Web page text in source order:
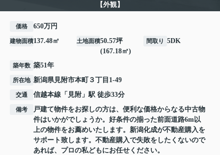
【外観】
価格 650万円
建物面積137.48㎡ 土地面積50.57坪
(167.18㎡)
間取り 5DK
築年数 築51年
所在地 新潟県見附市本町 ３丁目1-49
交通 信越本線 「 見附 」駅 徒歩33分
備考
戸建て物件をお探しの方は、便利な価格からなる中古物
件はいかがでしょうか。好条件の揃った前面道路6m以
上の物件をお薦めいたします。新潟化成が不動産購入を
サポート致します。不動産購入で失敗をしたくないので
あれば、プロの私どもにお任せください。